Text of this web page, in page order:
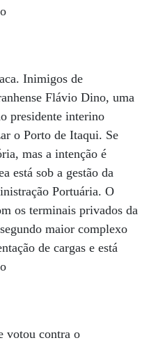
Inimigos de
Flávio Dino, uma
presidente interino
o Porto de Itaqui. Se
mas a intenção é
está sob a gestão da
Portuária. O
os terminais privados da
maior complexo
de cargas e está
votou contra o